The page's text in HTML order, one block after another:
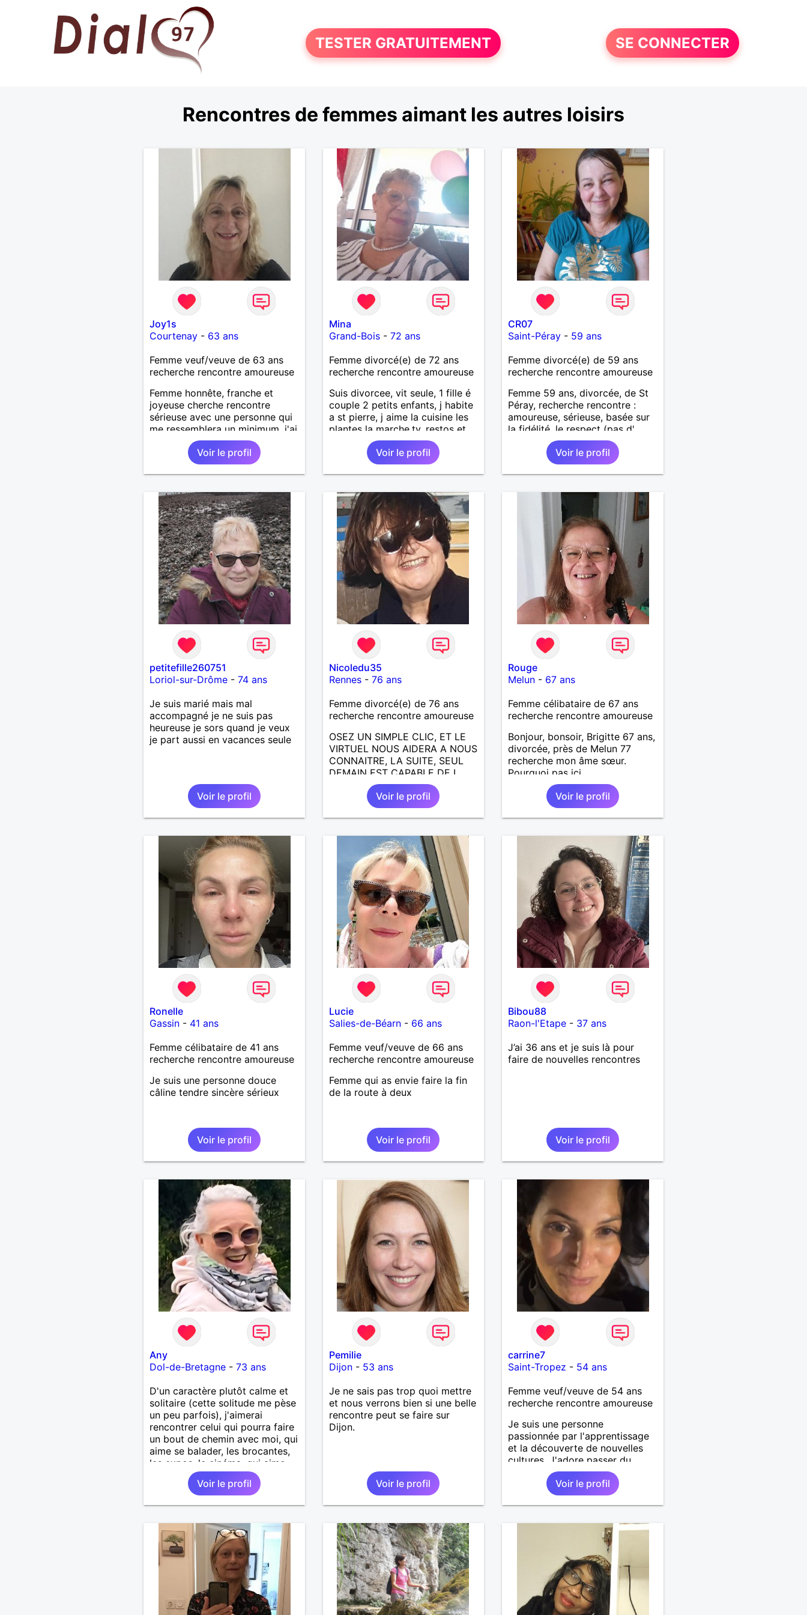
TESTER GRATUITEMENT SE CONNECTER
Rencontres de femmes aimant les autres loisirs
Joy1s
Courtenay- 63 ans
Femme veuf/veuve de 63 ans
recherche rencontre amoureuse
Femme honnête, franche et
joyeuse cherche rencontre
sérieuse avec une personne qui
me ressemblera un minimum. j'ai
des défauts comme tout le
monde et souhaite une vie
sereine dans une relation sur du
long terme.
Voir le profil
Mina
Grand-Bois- 72 ans
Femme divorcé(e) de 72 ans
recherche rencontre amoureuse
Suis divorcee, vit seule, 1 fille é
couple 2 petits enfants, j habite
a st pierre, j aime la cuisine les
plantes la marche,tv, restos et
voyages 1m65 68 kgse
Voir le profil
CR07
Saint-Péray - 59 ans
Femme divorcé(e) de 59 ans
recherche rencontre amoureuse
Femme 59 ans, divorcée, de St
Péray, recherche rencontre :
amoureuse, sérieuse, basée sur
la fidélité, le respect (pas d'
aventure d'un soir). Rien ne vaut
une rencontre après quelques
échanges par messages pour
savoir si il y a un feeling entre
Au plaisir de se découvrir...
Voir le profil
petitefille260751
Loriol-sur-Drôme- 74 ans
Je suis marié mais mal
accompagné je ne suis pas
heureuse je sors quand je veux
je part aussi en vacances seule
Voir le profil
Nicoledu35
Rennes- 76 ans
Femme divorcé(e) de 76 ans
recherche rencontre amoureuse
OSEZ UN SIMPLE CLIC, ET LE
VIRTUEL NOUS AIDERA A NOUS
CONNAITRE, LA SUITE, SEUL
DEMAIN EST CAPABLE DE L
ECRIRE; J AIMERAIS
RENCONTRER, LA COMPLICITE,
LE PARTAGE DES BELLES
CHOSES DE LA VIE : BALADES,
AILLEURS. ETRE A L ECOUTE
DE L AUTRE, ET LA VIE SERA
PLUS BELLE
ENCORE.....................
Voir le profil
Rouge
Melun - 67 ans
Femme célibataire de 67 ans
recherche rencontre amoureuse
Bonjour, bonsoir, Brigitte 67 ans,
divorcée, près de Melun 77
recherche mon âme sœur.
Pourquoi pas ici.
Voir le profil
Ronelle
Gassin- 41 ans
Femme célibataire de 41 ans
recherche rencontre amoureuse
Je suis une personne douce
câline tendre sincère sérieux
Voir le profil
Lucie
Salies-de-Béarn- 66 ans
Femme veuf/veuve de 66 ans
recherche rencontre amoureuse
Femme qui as envie faire la fin
de la route à deux
Voir le profil
Bibou88
Raon-l'Etape - 37 ans
J’ai 36 ans et je suis là pour
faire de nouvelles rencontres
Voir le profil
Any
Dol-de-Bretagne- 73 ans
D'un caractère plutôt calme et
solitaire (cette solitude me pèse
un peu parfois), j'aimerai
rencontrer celui qui pourra faire
un bout de chemin avec moi, qui
aime se balader, les brocantes,
les expos, le cinéma, qui aime
danser serait un plus, et qui sera
d'un caractère joyeux, ayant le
sens de l'humour, quelqu'un qui
reste est à découvrir !!
Voir le profil
Pemilie
Dijon- 53 ans
Je ne sais pas trop quoi mettre
et nous verrons bien si une belle
rencontre peut se faire sur
Dijon.
Voir le profil
carrine7
Saint-Tropez - 54 ans
Femme veuf/veuve de 54 ans
recherche rencontre amoureuse
Je suis une personne
passionnée par l'apprentissage
et la découverte de nouvelles
cultures. J'adore passer du
temps à lire et à explorer des
idées différentes. Une chose
que les autres doivent savoir sur
moi, c'est que j'apprécie
conversations profondes. De
plus, je suis toujours prêt à aider
et à soutenir ceux qui en ont
besoin. J'espère que cela vous
donne un aperçu de qui je suis !
J’aime beaucoup cette idée de «
Voir le profil